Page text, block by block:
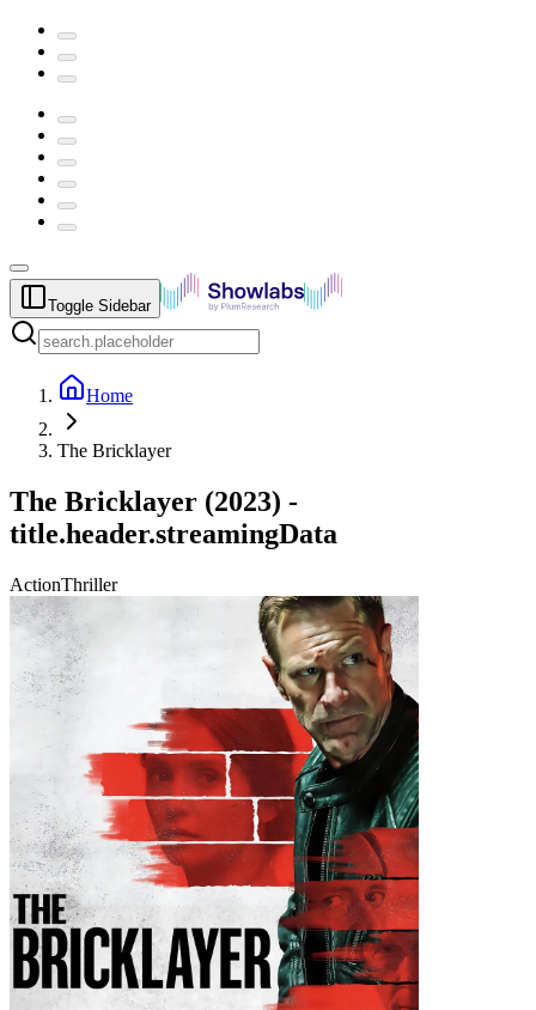
Toggle Sidebar
Home
The Bricklayer
The Bricklayer (2023) -
title.header.streamingData
ActionThriller